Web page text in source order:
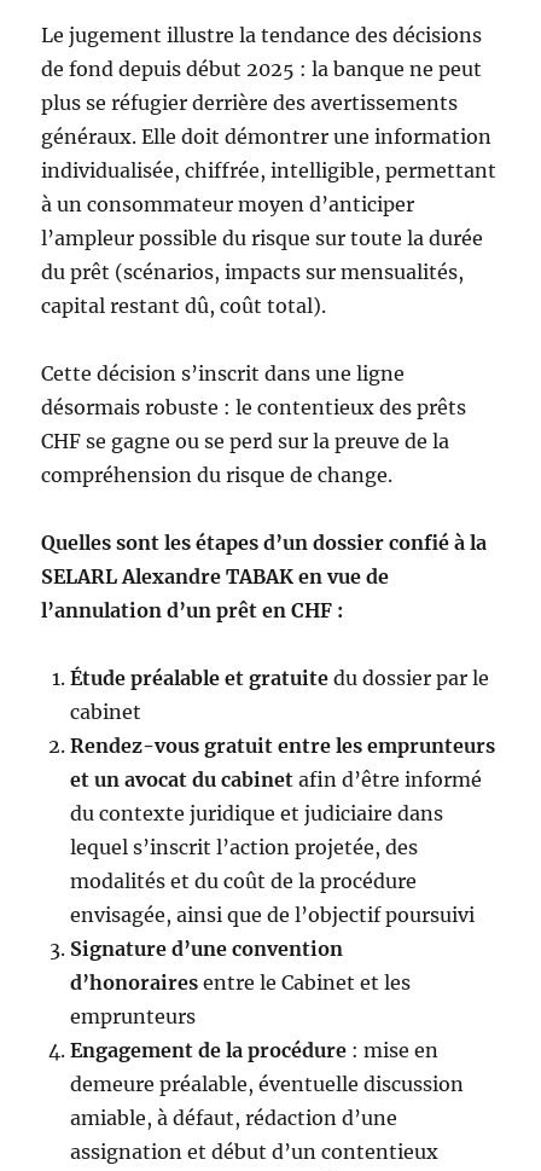
Le jugement illustre la tendance des décisions
de fond depuis début 2025 : la banque ne peut
plus se réfugier derrière des avertissements
généraux. Elle doit démontrer une information
individualisée, chiffrée, intelligible, permettant
à un consommateur moyen d’anticiper
l’ampleur possible du risque sur toute la durée
du prêt (scénarios, impacts sur mensualités,
capital restant dû, coût total).
Cette décision s’inscrit dans une ligne
désormais robuste : le contentieux des prêts
CHF se gagne ou se perd sur la preuve de la
compréhension du risque de change.
Quelles sont les étapes d’un dossier confié à la
SELARL Alexandre TABAK en vue de
l’annulation d’un prêt en CHF :
Étude préalable et gratuite du dossier par le
cabinet
Rendez-vous gratuit entre les emprunteurs
et un avocat du cabinet afin d’être informé
du contexte juridique et judiciaire dans
lequel s’inscrit l’action projetée, des
modalités et du coût de la procédure
envisagée, ainsi que de l’objectif poursuivi
Signature d’une convention
d’honoraires entre le Cabinet et les
emprunteurs
Engagement de la procédure : mise en
demeure préalable, éventuelle discussion
amiable, à défaut, rédaction d’une
assignation et début d’un contentieux